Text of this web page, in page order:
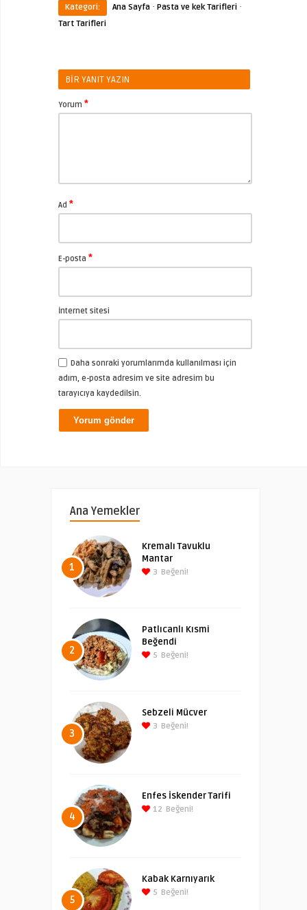
Kategori:
Ana Sayfa · Pasta ve kek Tarifleri ·
Tart Tarifleri
BIR YANIT YAZIN
Yorum *
Ad *
E-posta *
İnternet sitesi
Daha sonraki yorumlarımda kullanılması için
adım, e-posta adresim ve site adresim bu
tarayıcıya kaydedilsin.
Ana Yemekler
1
Kremalı Tavuklu
Mantar
3 Beğeni!
2
Patlıcanlı Kısmi
Beğendi
5 Beğeni!
3
Sebzeli Mücver
3 Beğeni!
4
Enfes İskender Tarifi
12 Beğeni!
5
Kabak Karnıyarık
5 Beğeni!